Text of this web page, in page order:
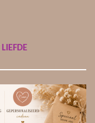
LIEFDE